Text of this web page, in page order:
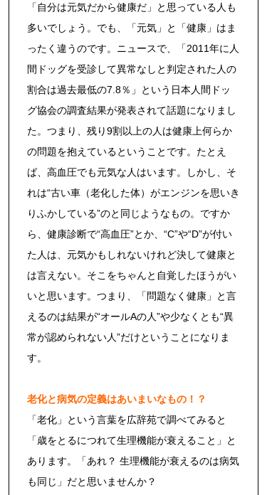
「自分は元気だから健康だ」と思っている人も
多いでしょう。でも、「元気」と「健康」はま
ったく違うのです。ニュースで、「2011年に人
間ドッグを受診して異常なしと判定された人の
割合は過去最低の7.8％」という日本人間ドッ
グ協会の調査結果が発表されて話題になりまし
た。つまり、残り9割以上の人は健康上何らか
の問題を抱えているということです。たとえ
ば、高血圧でも元気な人はいます。しかし、そ
れは“古い車（老化した体）がエンジンを思いき
りふかしている”のと同じようなもの。ですか
ら、健康診断で“高血圧”とか、“C”や“D”が付い
た人は、元気かもしれないけれど決して健康と
は言えない。そこをちゃんと自覚したほうがい
いと思います。つまり、「問題なく健康」と言
えるのは結果が“オールAの人”や少なくとも“異
常が認められない人”だけということになりま
す。
老化と病気の定義はあいまいなもの！？
「老化」という言葉を広辞苑で調べてみると
「歳をとるにつれて生理機能が衰えること」と
あります。「あれ？ 生理機能が衰えるのは病気
も同じ」だと思いませんか？